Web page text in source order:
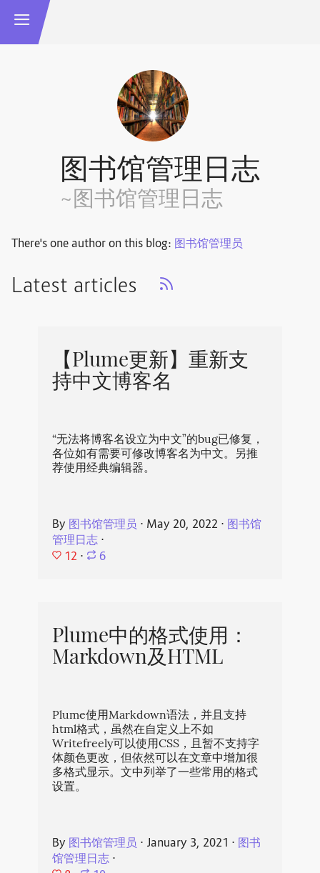
图书馆管理日志
~图书馆管理日志
There's one author on this blog: 图书馆管理员
Latest articles
【Plume更新】重新支
持中文博客名
“无法将博客名设立为中文”的bug已修复，
各位如有需要可修改博客名为中文。另推
荐使用经典编辑器。
By 图书馆管理员⋅ May 20, 2022 ⋅ 图书馆
管理日志⋅
12 ⋅ 6
Plume中的格式使用：
Markdown及HTML
Plume使用Markdown语法，并且支持
html格式，虽然在自定义上不如
Writefreely可以使用CSS，且暂不支持字
体颜色更改，但依然可以在文章中增加很
多格式显示。文中列举了一些常用的格式
设置。
By 图书馆管理员⋅ January 3, 2021 ⋅ 图书
馆管理日志⋅